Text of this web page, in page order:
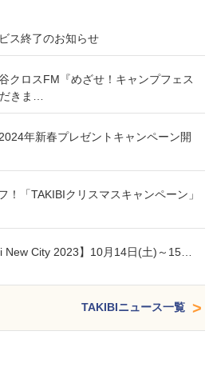
ス終了のお知らせ
クロスFM『めざせ！キャンプフェス
きま…
年新春プレゼントキャンペーン開
！「TAKIBIクリスマスキャンペーン」
New City 2023】10月14日(土)～15…
TAKIBIニュース一覧